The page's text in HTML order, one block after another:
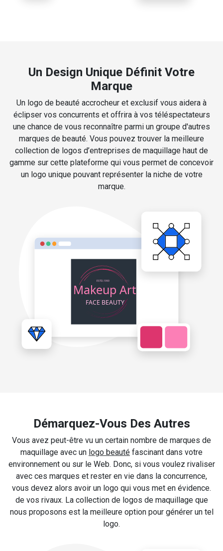
Un Design Unique Définit Votre
Marque
Un logo de beauté accrocheur et exclusif vous aidera à
éclipser vos concurrents et offrira à vos téléspectateurs
une chance de vous reconnaître parmi un groupe d'autres
marques de beauté. Vous pouvez trouver la meilleure
collection de logos d’entreprises de maquillage haut de
gamme sur cette plateforme qui vous permet de concevoir
un logo unique pouvant représenter la niche de votre
marque.
Démarquez-Vous Des Autres
Vous avez peut-être vu un certain nombre de marques de
maquillage avec un logo beauté fascinant dans votre
environnement ou sur le Web. Donc, si vous voulez rivaliser
avec ces marques et rester en vie dans la concurrence,
vous devez alors avoir un logo qui vous met en évidence.
de vos rivaux. La collection de logos de maquillage que
nous proposons est la meilleure option pour générer un tel
logo.